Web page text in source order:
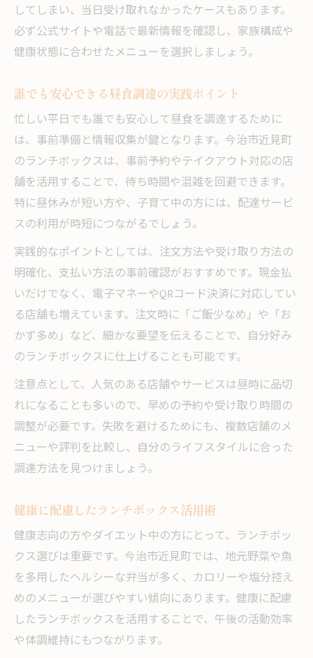
してしまい、当日受け取れなかったケースもあります。
必ず公式サイトや電話で最新情報を確認し、家族構成や
健康状態に合わせたメニューを選択しましょう。
誰でも安心できる昼食調達の実践ポイント
忙しい平日でも誰でも安心して昼食を調達するために
は、事前準備と情報収集が鍵となります。今治市近見町
のランチボックスは、事前予約やテイクアウト対応の店
舗を活用することで、待ち時間や混雑を回避できます。
特に昼休みが短い方や、子育て中の方には、配達サービ
スの利用が時短につながるでしょう。
実践的なポイントとしては、注文方法や受け取り方法の
明確化、支払い方法の事前確認がおすすめです。現金払
いだけでなく、電子マネーやQRコード決済に対応してい
る店舗も増えています。注文時に「ご飯少なめ」や「お
かず多め」など、細かな要望を伝えることで、自分好み
のランチボックスに仕上げることも可能です。
注意点として、人気のある店舗やサービスは昼時に品切
れになることも多いので、早めの予約や受け取り時間の
調整が必要です。失敗を避けるためにも、複数店舗のメ
ニューや評判を比較し、自分のライフスタイルに合った
調達方法を見つけましょう。
健康に配慮したランチボックス活用術
健康志向の方やダイエット中の方にとって、ランチボッ
クス選びは重要です。今治市近見町では、地元野菜や魚
を多用したヘルシーな弁当が多く、カロリーや塩分控え
めのメニューが選びやすい傾向にあります。健康に配慮
したランチボックスを活用することで、午後の活動効率
や体調維持にもつながります。